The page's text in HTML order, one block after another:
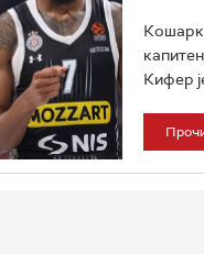
Кифер